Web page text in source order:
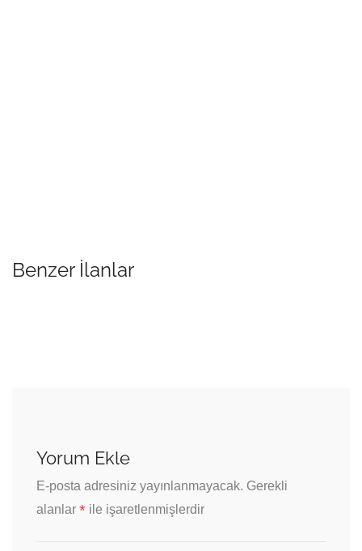
Benzer İlanlar
Yorum Ekle
E-posta adresiniz yayınlanmayacak. Gerekli
alanlar * ile işaretlenmişlerdir